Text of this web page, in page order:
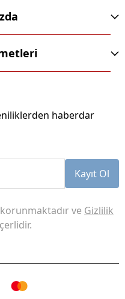
haberdar
Kayıt Ol
ve Gizlilik